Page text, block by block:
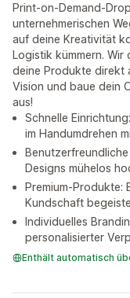
Print-on-Demand-
unternehmerischen
auf deine Kreativität
Logistik kümmern.
deine Produkte direkt
Vision und baue dein
aus!
Schnelle
im Handumdrehen
Designs mühelos
Premium-Produkte:
Kundschaft
Individuelles
personalisierter
Enthält automatisch